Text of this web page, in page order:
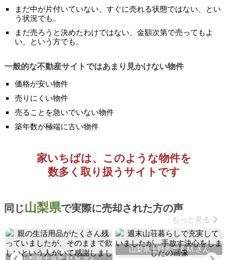
まだ中が片付いていない、すぐに売れる状態ではない、とい
う状況でも。
まだ売ろうと決めたわけではない、金額次第で売ってもよ
い、という方でも。
一般的な不動産サイトではあまり見かけない物件
価格が安い物件
売りにくい物件
売ることを急いでいない物件
築年数が極端に古い物件
家いちばは、このような物件を
数多く取り扱うサイトです
同じ山梨県で実際に売却された方の声
もっと見る
山梨県上野原市 E.M.さん